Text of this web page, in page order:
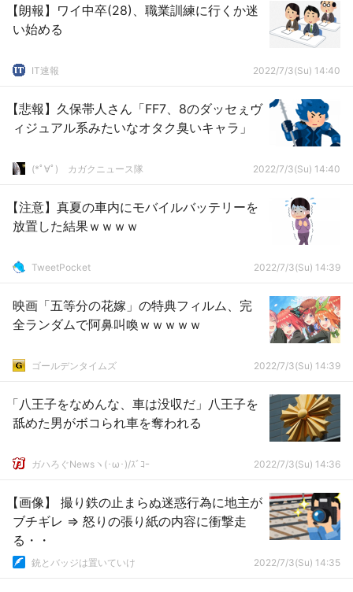
【朗報】ワイ中卒(28)、職業訓練に行くか迷
い始める
IT速報 2022/7/3(Su) 14:40
【悲報】久保帯人さん「FF7、8のダッセぇヴ
ィジュアル系みたいなオタク臭いキャラ」
(*ﾟ∀ﾟ)ゞカガクニュース隊 2022/7/3(Su) 14:40
【注意】真夏の車内にモバイルバッテリーを
放置した結果ｗｗｗｗ
TweetPocket 2022/7/3(Su) 14:39
映画「五等分の花嫁」の特典フィルム、完
全ランダムで阿鼻叫喚ｗｗｗｗｗ
ゴールデンタイムズ 2022/7/3(Su) 14:39
「八王子をなめんな、車は没収だ」八王子を
舐めた男がボコられ車を奪われる
ガハろぐNewsヽ(･ω･)/ｽﾞｺｰ 2022/7/3(Su) 14:36
【画像】 撮り鉄の止まらぬ迷惑行為に地主が
ブチギレ ⇒ 怒りの張り紙の内容に衝撃走
る・・
銃とバッジは置いていけ 2022/7/3(Su) 14:35